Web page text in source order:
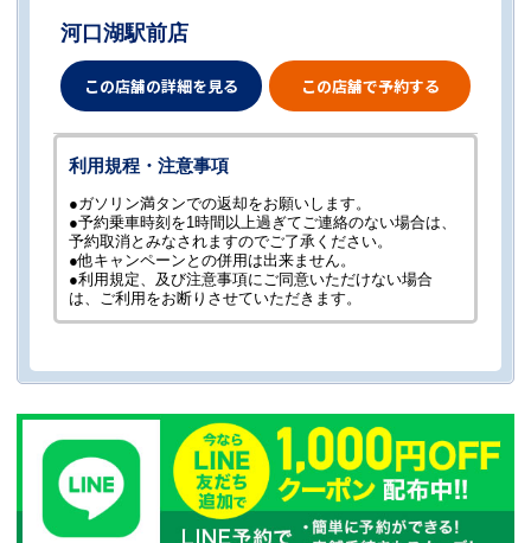
河口湖駅前店
この店舗の詳細を見る この店舗で予約する
利用規程・注意事項
●ガソリン満タンでの返却をお願いします。
●予約乗車時刻を1時間以上過ぎてご連絡のない場合は、
予約取消とみなされますのでご了承ください。
●他キャンペーンとの併用は出来ません。
●利用規定、及び注意事項にご同意いただけない場合
は、ご利用をお断りさせていただきます。